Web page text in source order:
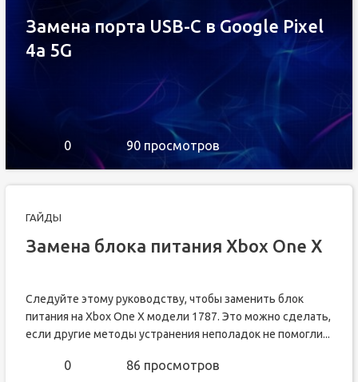
Замена порта USB-C в Google Pixel
4a 5G
0 90 просмотров
ГАЙДЫ
Замена блока питания Xbox One X
Следуйте этому руководству, чтобы заменить блок
питания на Xbox One X модели 1787. Это можно сделать,
если другие методы устранения неполадок не помогли...
0 86 просмотров